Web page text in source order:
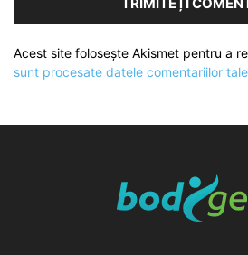
Acest site folosește Akismet pentru a
sunt procesate datele comentariilor tale